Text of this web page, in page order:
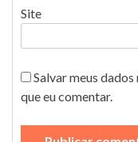
Site
Salvar meus
que eu comentar.